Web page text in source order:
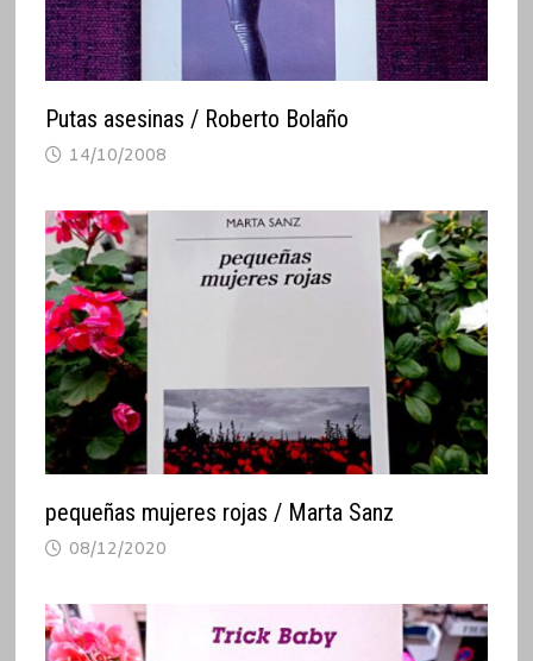
Putas asesinas / Roberto Bolaño
14/10/2008
pequeñas mujeres rojas / Marta Sanz
08/12/2020